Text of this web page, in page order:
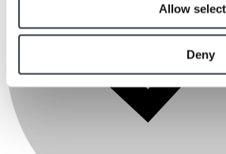
Allow
Deny